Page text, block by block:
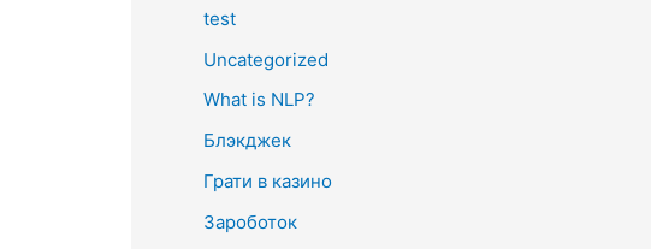
test
Uncategorized
What is NLP?
Блэкджек
Грати в казино
Зароботок